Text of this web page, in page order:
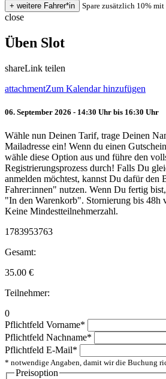
Spare zusätzlich 10%
close
Üben Slot
shareLink teilen
attachmentZum Kalendar hinzufügen
06. September 2026 - 14:30 Uhr bis 16:30 Uhr
Wähle nun Deinen Tarif, trage Deinen
Mailadresse ein! Wenn du einen
wähle diese Option aus und führe den
Registrierungsprozess durch! Falls Du
anmelden möchtest, kannst Du dafür den
Fahrer:innen" nutzen. Wenn Du fertig
"In den Warenkorb". Stornierung bis 48h
Keine Mindestteilnehmerzahl.
1783953763
Gesamt:
35.00 €
Teilnehmer:
0
Pflichtfeld Vorname*
Pflichtfeld Nachname*
Pflichtfeld E-Mail*
* notwendige Angaben, damit wir die Buchung
Preisoption